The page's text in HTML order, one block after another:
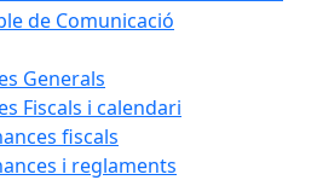
de Comunicació
Generals
Fiscals i calendari
fiscals
i reglaments